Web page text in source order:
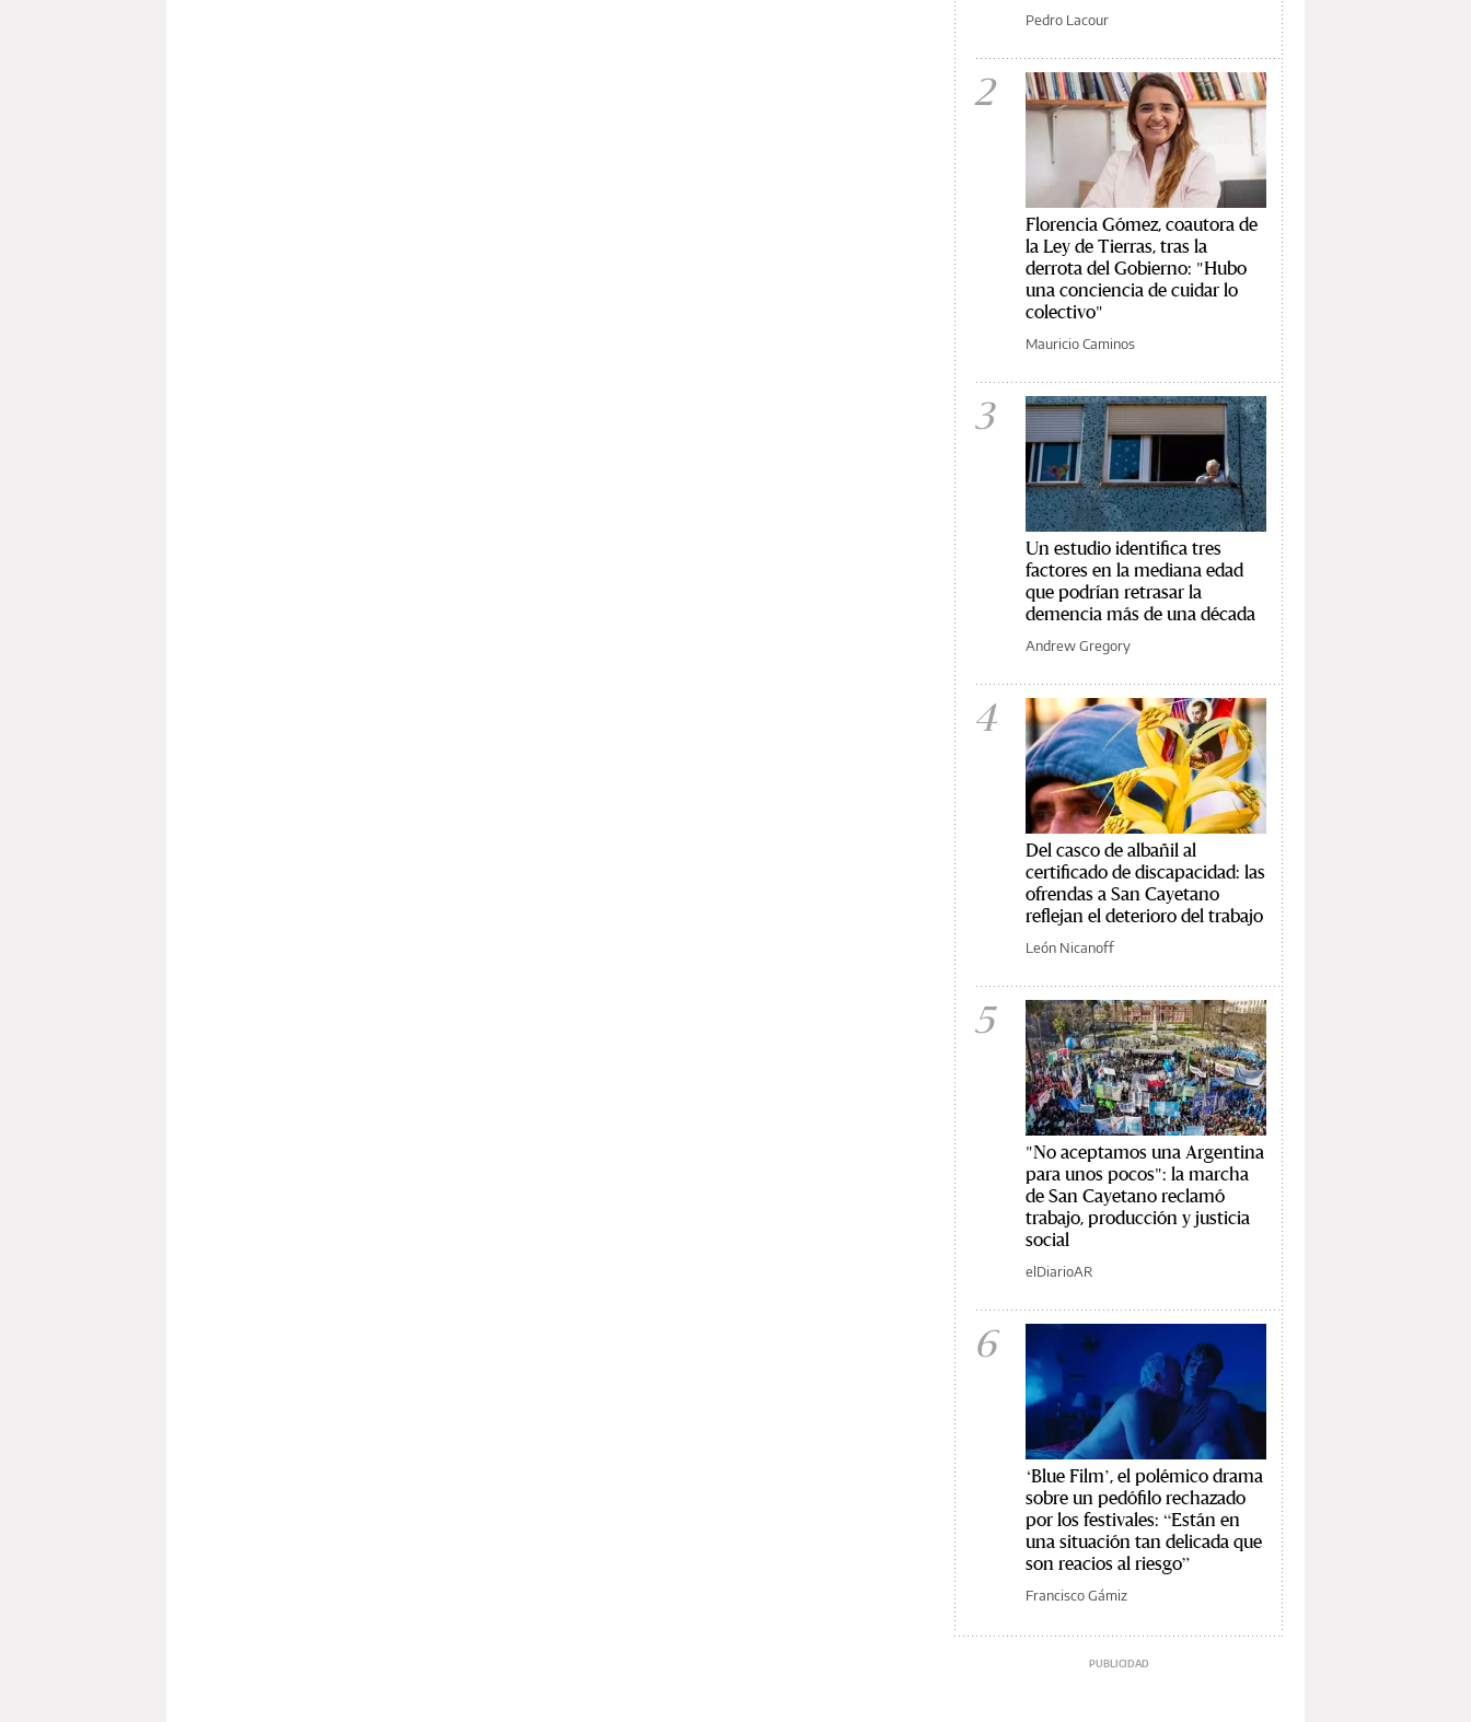
Pedro Lacour
2
Florencia Gómez, coautora de
la Ley de Tierras, tras la
derrota del Gobierno: "Hubo
una conciencia de cuidar lo
colectivo"
Mauricio Caminos
3
Un estudio identifica tres
factores en la mediana edad
que podrían retrasar la
demencia más de una década
Andrew Gregory
4
Del casco de albañil al
certificado de discapacidad: las
ofrendas a San Cayetano
reflejan el deterioro del trabajo
León Nicanoff
5
"No aceptamos una Argentina
para unos pocos": la marcha
de San Cayetano reclamó
trabajo, producción y justicia
social
elDiarioAR
6
‘Blue Film’, el polémico drama
sobre un pedófilo rechazado
por los festivales: “Están en
una situación tan delicada que
son reacios al riesgo”
Francisco Gámiz